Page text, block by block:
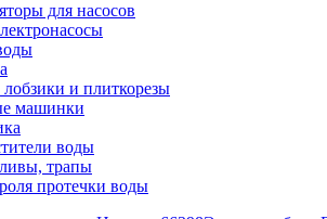
для насосов
и плиткорезы
машинки
воды
трапы
протечки воды